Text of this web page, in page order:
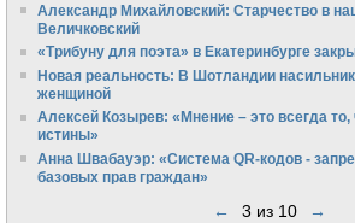
Алек­сандр Михайловский: Старчество в
Величковский
«Трибуну для поэта» в Екатеринбурге
Новая реальность: В Шотландии
женщиной
Алексей Козырев: «Мнение – это всегда то,
истины»
Анна Швабауэр: «Система QR-кодов -
базовых прав граждан»
← 3 из 10 →